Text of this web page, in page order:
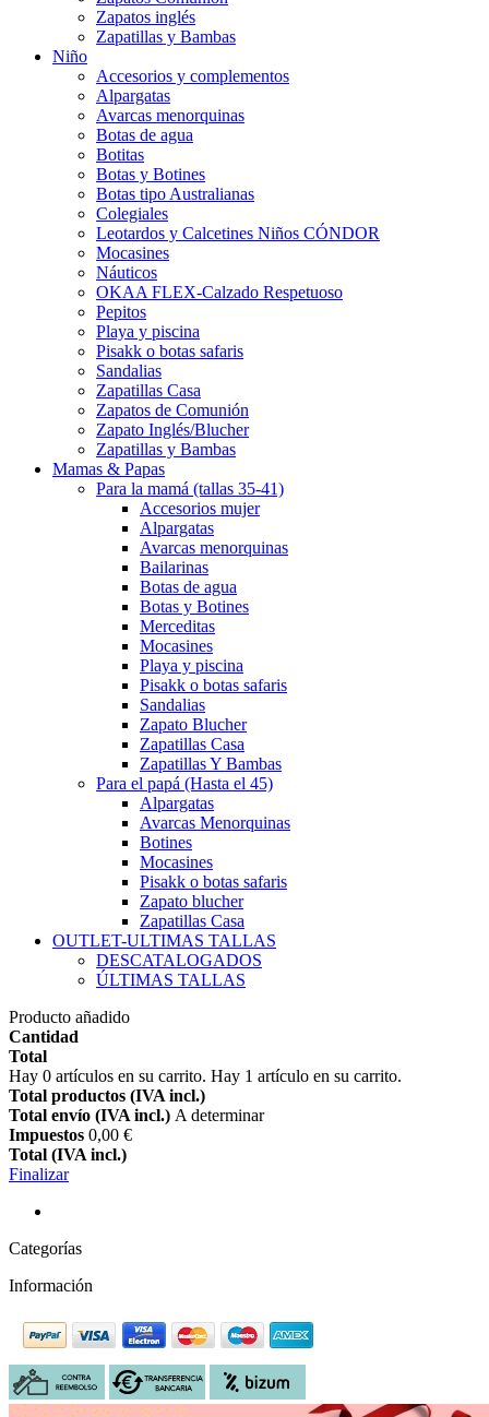
Zapatos inglés
Zapatillas y Bambas
Niño
Accesorios y complementos
Alpargatas
Avarcas menorquinas
Botas de agua
Botitas
Botas y Botines
Botas tipo Australianas
Colegiales
Leotardos y Calcetines Niños CÓNDOR
Mocasines
Náuticos
OKAA FLEX-Calzado Respetuoso
Pepitos
Playa y piscina
Pisakk o botas safaris
Sandalias
Zapatillas Casa
Zapatos de Comunión
Zapato Inglés/Blucher
Zapatillas y Bambas
Mamas & Papas
Para la mamá (tallas 35-41)
Accesorios mujer
Alpargatas
Avarcas menorquinas
Bailarinas
Botas de agua
Botas y Botines
Merceditas
Mocasines
Playa y piscina
Pisakk o botas safaris
Sandalias
Zapato Blucher
Zapatillas Casa
Zapatillas Y Bambas
Para el papá (Hasta el 45)
Alpargatas
Avarcas Menorquinas
Botines
Mocasines
Pisakk o botas safaris
Zapato blucher
Zapatillas Casa
OUTLET-ULTIMAS TALLAS
DESCATALOGADOS
ÚLTIMAS TALLAS
Producto añadido
Cantidad
Total
Hay 0 artículos en su carrito. Hay 1 artículo en su carrito.
Total productos (IVA incl.)
Total envío (IVA incl.) A determinar
Impuestos 0,00 €
Total (IVA incl.)
Finalizar
Categorías
Información